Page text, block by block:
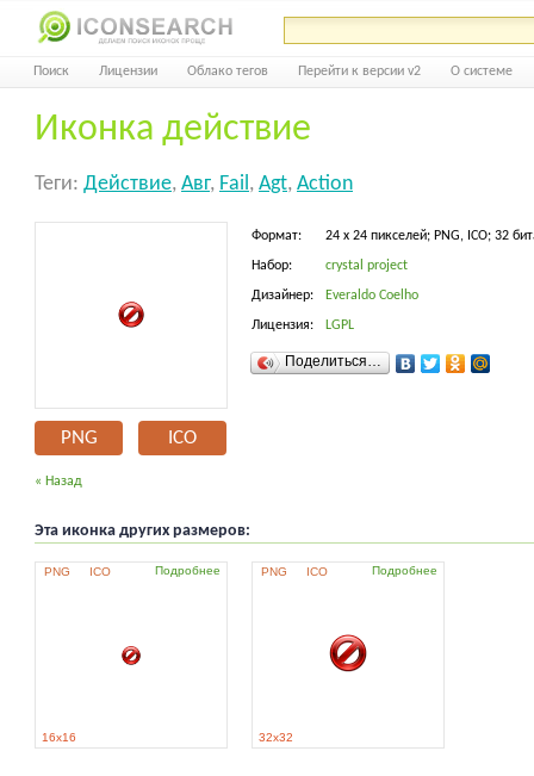
Поиск Лицензии Облако тегов Перейти к версии v2 О системе
Иконка действие
Теги: Действие, Авг, Fail, Agt, Action
PNG ICO
Формат: 24 x 24 пикселей; PNG, ICO; 32
Набор: crystal project
Дизайнер: Everaldo Coelho
Лицензия: LGPL
Поделиться…
« Назад
Эта иконка других размеров:
PNG ICO Подробнее
16x16
PNG ICO Подробнее
32x32